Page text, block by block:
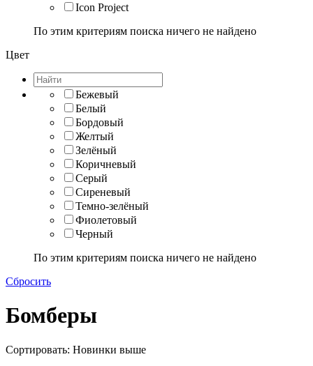
Icon Project
По этим критериям поиска ничего не найдено
Цвет
Бежевый
Белый
Бордовый
Желтый
Зелёный
Коричневый
Серый
Сиреневый
Темно-зелёный
Фиолетовый
Черный
По этим критериям поиска ничего не найдено
Сбросить
Бомберы
Сортировать: Новинки выше